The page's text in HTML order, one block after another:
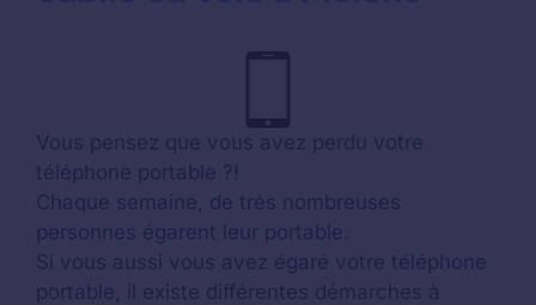
Vous pensez que vous avez perdu votre
téléphone portable ?!
Chaque semaine, de très nombreuses
personnes égarent leur portable.
Si vous aussi vous avez égaré votre téléphone
portable, il existe différentes démarches à